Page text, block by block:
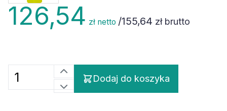
126,54 zł netto /155,64 zł brutto
Dodaj do koszyka